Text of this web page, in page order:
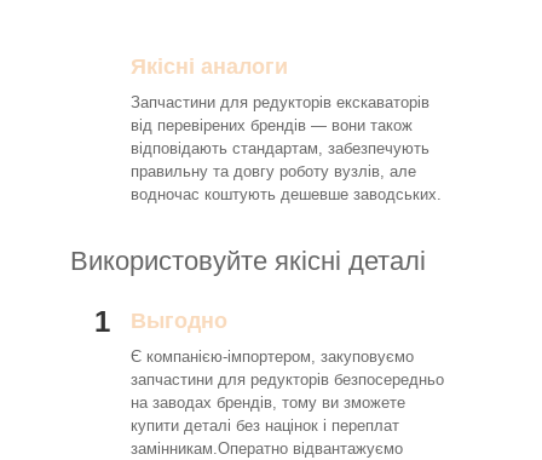
Якісні аналоги
Запчастини для редукторів екскаваторів
від перевірених брендів — вони також
відповідають стандартам, забезпечують
правильну та довгу роботу вузлів, але
водночас коштують дешевше заводських.
Використовуйте якісні деталі
1 Выгодно
Є компанією-імпортером, закуповуємо
запчастини для редукторів безпосередньо
на заводах брендів, тому ви зможете
купити деталі без націнок і переплат
замінникам.Оператно відвантажуємо